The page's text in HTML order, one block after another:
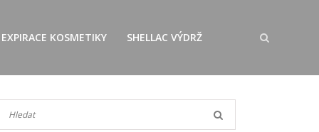
EXPIRACE KOSMETIKY SHELLAC VÝDRŽ